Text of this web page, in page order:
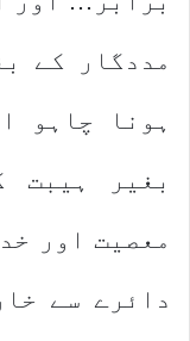
مددگار کے
ہونا چاہو
بغیر ہیبت
معصیت اور
دائرے سے